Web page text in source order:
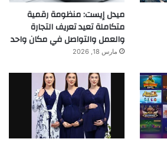
ميدل إيست: منظومة رقمية
متكاملة تعيد تعريف التجارة
والعمل والتواصل في مكان واحد
مارس 18, 2026